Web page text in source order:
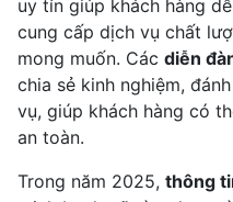
uy tín giúp khách hàng
cung cấp dịch vụ chất
mong muốn. Các diễn
chia sẻ kinh nghiệm,
vụ, giúp khách hàng có
an toàn.
Trong năm 2025, thông